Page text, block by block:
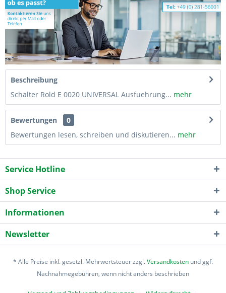
Beschreibung
Schalter Rold E 0020 UNIVERSAL Ausfuehrung... mehr
Bewertungen
0
Bewertungen lesen, schreiben und diskutieren... mehr
Service Hotline
Shop Service
Informationen
Newsletter
* Alle Preise inkl. gesetzl. Mehrwertsteuer zzgl.Versandkosten und ggf.
Nachnahmegebühren, wenn nicht anders beschrieben